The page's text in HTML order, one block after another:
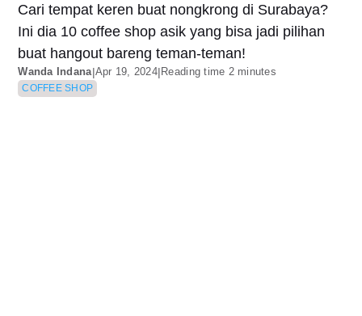
Cari tempat keren buat nongkrong di Surabaya?
Ini dia 10 coffee shop asik yang bisa jadi pilihan
buat hangout bareng teman-teman!
Wanda Indana|Apr 19, 2024|Reading time 2 minutes
COFFEE SHOP